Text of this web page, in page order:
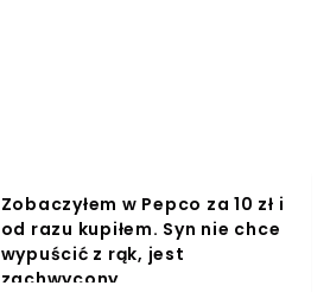
Zobaczyłem w Pepco za 10 zł i
od razu kupiłem. Syn nie chce
wypuścić z rąk, jest
zachwycony